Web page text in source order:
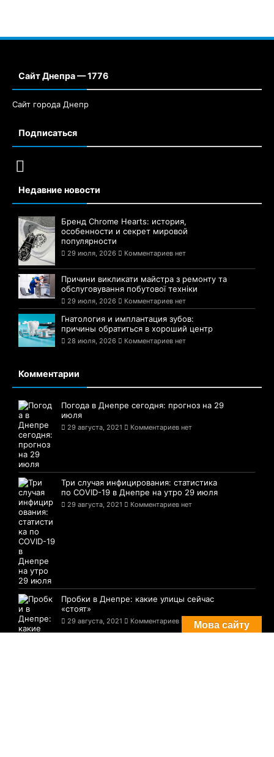
Сайт Днепра — 1776
Сайт города Днепр
Подписаться
Недавние новости
Бренд Chrome Hearts: история,
особенности и секрет мировой
популярности
29 июля, 2026 Комментариев нет
Причини викликати майстра з ремонту та
обслуговування побутової техніки
29 июля, 2026 Комментариев нет
Гнатология и имплантация зубов:
причины обратиться в хороший центр
28 июля, 2026 Комментариев нет
Комментарии
Погода в Днепре сегодня: прогноз на 29
июля
29 августа, 2021 Комментариев нет
Три случая инфицирования: статистика
по COVID-19 в Днепре на утро 29 июля
29 августа, 2021 Комментариев нет
Пробки в Днепре: какие улицы сейчас
«стоят»
29 августа, 2021 Комментариев нет Мова сайту